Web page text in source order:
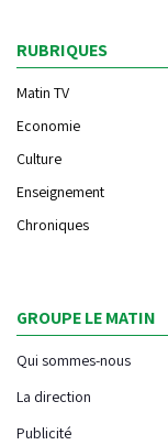
RUBRIQUES
Matin TV
Economie
Culture
Enseignement
Chroniques
GROUPE LE MATIN
Qui sommes-nous
La direction
Publicité